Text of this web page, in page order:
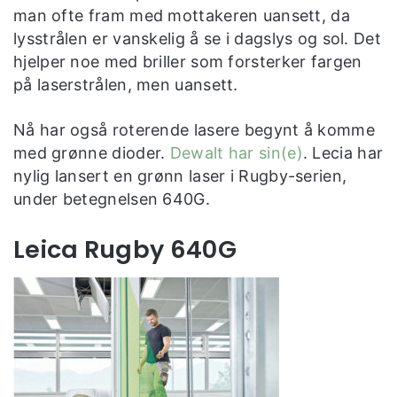
man ofte fram med mottakeren uansett, da
lysstrålen er vanskelig å se i dagslys og sol. Det
hjelper noe med briller som forsterker fargen
på laserstrålen, men uansett.
Nå har også roterende lasere begynt å komme
med grønne dioder. Dewalt har sin(e). Lecia har
nylig lansert en grønn laser i Rugby-serien,
under betegnelsen 640G.
Leica Rugby 640G